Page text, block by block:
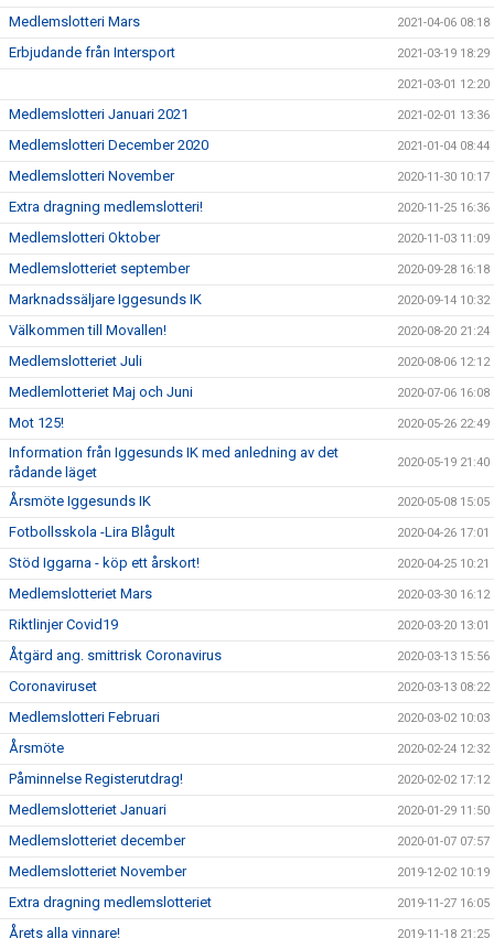
Medlemslotteri Mars 2021-04-06 08:18
Erbjudande från Intersport 2021-03-19 18:29
2021-03-01 12:20
Medlemslotteri Januari 2021 2021-02-01 13:36
Medlemslotteri December 2020 2021-01-04 08:44
Medlemslotteri November 2020-11-30 10:17
Extra dragning medlemslotteri! 2020-11-25 16:36
Medlemslotteri Oktober 2020-11-03 11:09
Medlemslotteriet september 2020-09-28 16:18
Marknadssäljare Iggesunds IK 2020-09-14 10:32
Välkommen till Movallen! 2020-08-20 21:24
Medlemslotteriet Juli 2020-08-06 12:12
Medlemlotteriet Maj och Juni 2020-07-06 16:08
Mot 125! 2020-05-26 22:49
Information från Iggesunds IK med anledning av det
rådande läget
2020-05-19 21:40
Årsmöte Iggesunds IK 2020-05-08 15:05
Fotbollsskola -Lira Blågult 2020-04-26 17:01
Stöd Iggarna - köp ett årskort! 2020-04-25 10:21
Medlemslotteriet Mars 2020-03-30 16:12
Riktlinjer Covid19 2020-03-20 13:01
Åtgärd ang. smittrisk Coronavirus 2020-03-13 15:56
Coronaviruset 2020-03-13 08:22
Medlemslotteri Februari 2020-03-02 10:03
Årsmöte 2020-02-24 12:32
Påminnelse Registerutdrag! 2020-02-02 17:12
Medlemslotteriet Januari 2020-01-29 11:50
Medlemslotteriet december 2020-01-07 07:57
Medlemslotteriet November 2019-12-02 10:19
Extra dragning medlemslotteriet 2019-11-27 16:05
Årets alla vinnare! 2019-11-18 21:25